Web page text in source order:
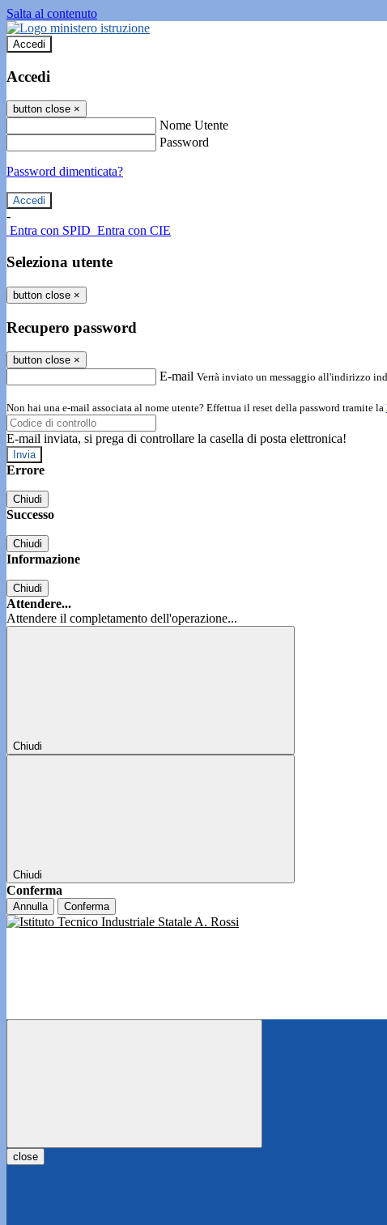
Salta al contenuto
Accedi
Accedi
button close ×
Nome Utente
Password
Password dimenticata?
-
Entra con SPID Entra con CIE
Seleziona utente
button close ×
Recupero password
button close ×
E-mail Verrà inviato un messaggio all'indirizzo
Non hai una e-mail associata al nome utente? Effettua il reset della password tramite la
E-mail inviata, si prega di controllare la casella di posta elettronica!
Errore
Chiudi
Successo
Chiudi
Informazione
Chiudi
Attendere...
Attendere il completamento dell'operazione...
Chiudi
Chiudi
Conferma
Annulla Conferma
close